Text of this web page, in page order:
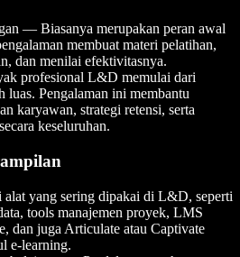
— Biasanya merupakan peran awal
membuat materi pelatihan,
dan menilai efektivitasnya.
profesional L&D memulai dari
luas. Pengalaman ini membantu
karyawan, strategi retensi, serta
keseluruhan.
yang sering dipakai di L&D, seperti
tools manajemen proyek, LMS
dan juga Articulate atau Captivate
e-learning.